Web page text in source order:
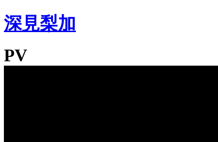
深見梨加
PV